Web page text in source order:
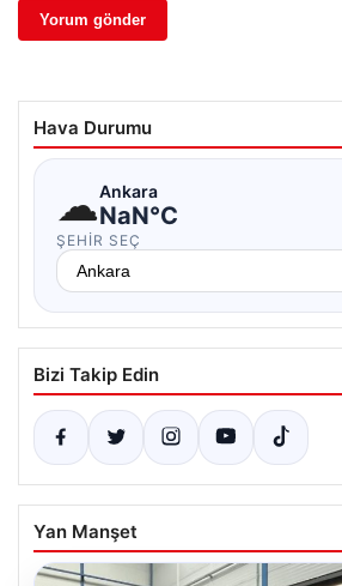
Hava Durumu
☁Ankara
NaN°C
ŞEHIR SEÇ
Bizi Takip Edin
Yan Manşet